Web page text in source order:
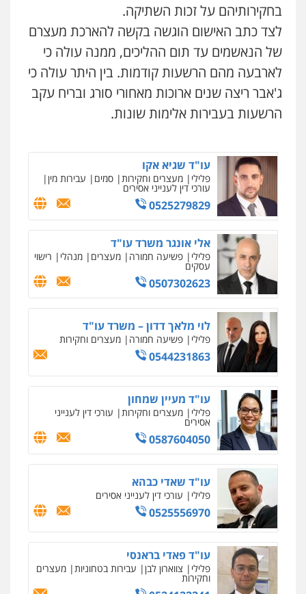
בחקירותיהם על זכות השתיקה.
לצד כתב האישום הוגשה בקשה להארכת מעצרם
של הנאשמים עד תום ההליכים, ממנה עולה כי
לארבעה מהם הרשעות קודמות. בין היתר עולה כי
ג'אבר ריצה שנים ארוכות מאחורי סורג ובריח עקב
הרשעות בעבירות אלימות שונות.
עו"ד עלי סעדי
פשיעה חמורה ליווי וייצוג בחקירות
ומעצרים
0508824984
עו"ד תומר בנישתי
פלילי מעצרים וחקירות צווארון לבן פשיעה
חמורה
עו"ד שגיא אקו
פלילי מעצרים וחקירות סמים עבירות מין
עורכי דין לענייני אסירים
0525279829
אלי אונגר משרד עו"ד
פלילי פשיעה חמורה מעצרים מנהלי רישוי
עסקים
0507302623
לוי מלאך דדון – משרד עו"ד
פלילי פשיעה חמורה מעצרים וחקירות
0544231863
עו"ד מעיין שמחון
פלילי מעצרים וחקירות עורכי דין לענייני
אסירים
0587604050
עו"ד שאדי כבהא
פלילי עורכי דין לענייני אסירים
0525556970
עו"ד פאדי בראנסי
פלילי צווארון לבן עבירות בטחוניות מעצרים
וחקירות